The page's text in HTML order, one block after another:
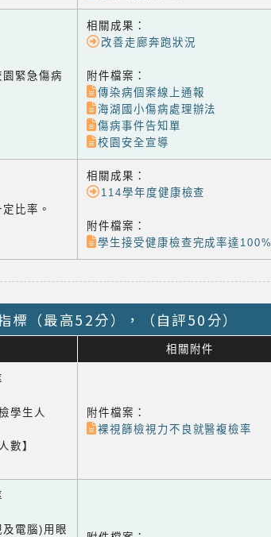
緊急傷病
相關成果：
改善走廊奔跑狀況
附件檔案：
傳染病個案線上通報
海湖國小傷病處理辦法
傷病事件告知單
校園安全宣導
比率。
相關成果：
114學年度健康檢查
附件檔案：
學生接受健康檢查完成率達100%
標（最高52分），（自評50分）
相關附件
學生人
數】
附件檔案：
裸視篩檢視力不良就醫複檢率
電腦)用眼